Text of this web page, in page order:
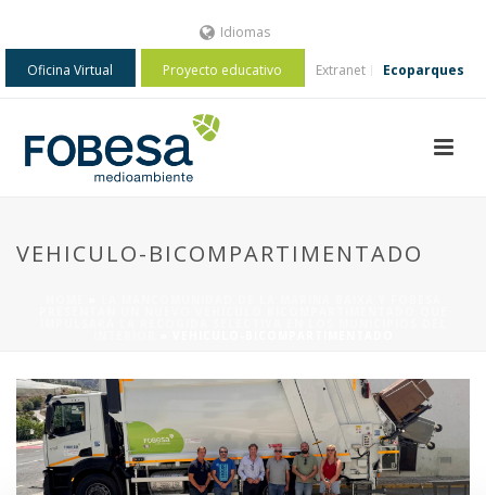
Idiomas
Oficina Virtual Proyecto educativo Extranet Ecoparques
VEHICULO-BICOMPARTIMENTADO